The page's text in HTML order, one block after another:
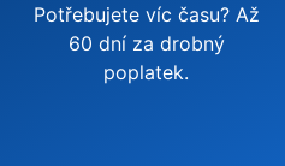
Potřebujete víc času? Až
60 dní za drobný
poplatek.